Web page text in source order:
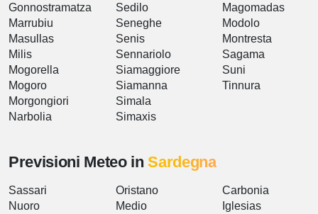
Gonnostramatza
Marrubiu
Masullas
Milis
Mogorella
Mogoro
Morgongiori
Narbolia
Sedilo
Seneghe
Senis
Sennariolo
Siamaggiore
Siamanna
Simala
Simaxis
Magomadas
Modolo
Montresta
Sagama
Suni
Tinnura
Previsioni Meteo inSardegna
Sassari
Nuoro
Oristano
Medio
Carbonia
Iglesias